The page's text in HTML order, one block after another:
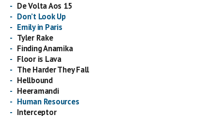
De Volta Aos 15
Don’t Look Up
Emily in Paris
Tyler Rake
Finding Anamika
Floor is Lava
The Harder They Fall
Hellbound
Heeramandi
Human Resources
Interceptor